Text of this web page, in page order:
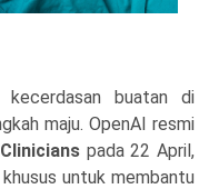
kecerdasan buatan di
maju. OpenAI resmi
pada 22 April,
untuk membantu